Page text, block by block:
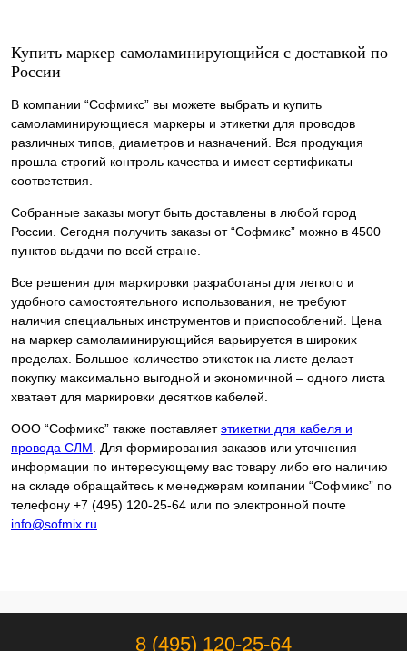
Купить маркер самоламинирующийся с доставкой по
России
В компании “Софмикс” вы можете выбрать и купить
самоламинирующиеся маркеры и этикетки для проводов
различных типов, диаметров и назначений. Вся продукция
прошла строгий контроль качества и имеет сертификаты
соответствия.
Собранные заказы могут быть доставлены в любой город
России. Сегодня получить заказы от “Софмикс” можно в 4500
пунктов выдачи по всей стране.
Все решения для маркировки разработаны для легкого и
удобного самостоятельного использования, не требуют
наличия специальных инструментов и приспособлений. Цена
на маркер самоламинирующийся варьируется в широких
пределах. Большое количество этикеток на листе делает
покупку максимально выгодной и экономичной – одного листа
хватает для маркировки десятков кабелей.
ООО “Софмикс” также поставляетэтикетки для кабеля и
провода СЛМ. Для формирования заказов или уточнения
информации по интересующему вас товару либо его наличию
на складе обращайтесь к менеджерам компании “Софмикс” по
телефону +7 (495) 120-25-64 или по электронной почте
info@sofmix.ru.
8 (495) 120-25-64